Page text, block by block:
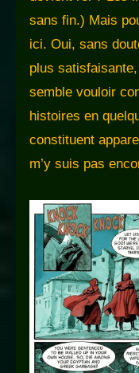
sans fin.) Mais
ici. Oui, sans
plus
semble vouloir
histoires en
constituent
m’y suis pas